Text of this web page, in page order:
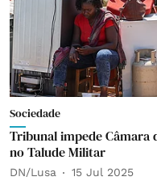
Sociedade
Tribunal impede Câmara
no Talude Militar
DN/Lusa 15 Jul 2025